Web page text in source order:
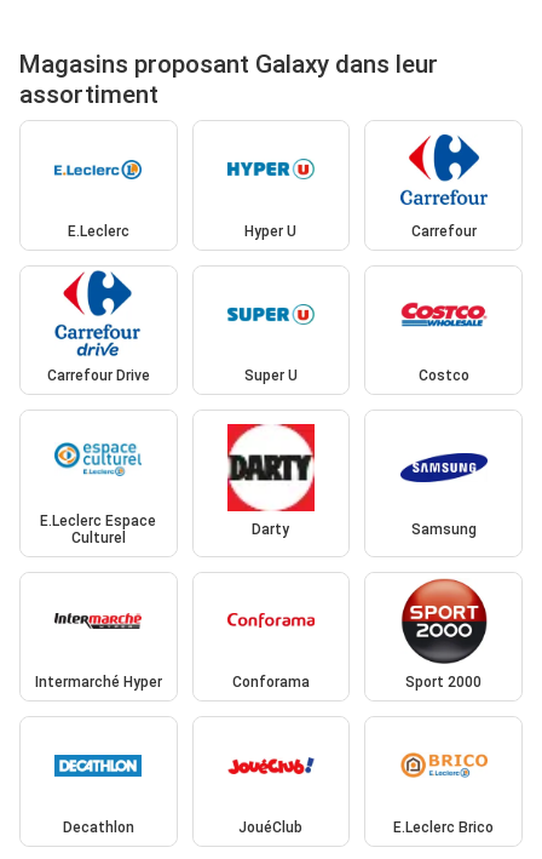
Magasins proposant Galaxy dans leur
assortiment
E.Leclerc Hyper U Carrefour
Carrefour Drive Super U Costco
E.Leclerc Espace
Culturel
Darty Samsung
Intermarché Hyper Conforama Sport 2000
Decathlon JouéClub E.Leclerc Brico